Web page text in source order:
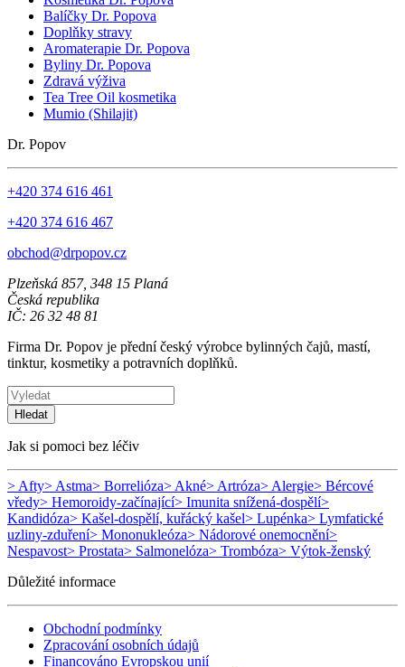
Balíčky Dr. Popova
Doplňky stravy
Aromaterapie Dr. Popova
Byliny Dr. Popova
Zdravá výživa
Tea Tree Oil kosmetika
Mumio (Shilajit)
Dr. Popov
+420 374 616 461
+420 374 616 467
obchod@drpopov.cz
Plzeňská 857, 348 15 Planá
Česká republika
IČ: 26 32 48 81
Firma Dr. Popov je přední český výrobce bylinných čajů, mastí,
tinktur, kosmetiky a potravních doplňků.
Hledat
Jak si pomoci bez léčiv
> Afty> Astma> Borrelióza> Akné> Artróza> Alergie> Bércové
vředy> Hemoroidy-začínající> Imunita snížená-dospělí>
Kandidóza> Kašel-dospělí, kuřácký kašel> Lupénka> Lymfatické
uzliny-zduření> Mononukleóza> Nádorové onemocnění>
Nespavost> Prostata> Salmonelóza> Trombóza> Výtok-ženský
Důležité informace
Obchodní podmínky
Zpracování osobních údajů
Financováno Evropskou unií